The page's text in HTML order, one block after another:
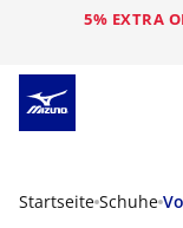
5% EXTRA
Startseite Schuhe